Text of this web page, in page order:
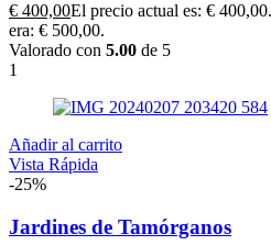
€ 400,00El precio actual es: € 400,00.
era: € 500,00.
Valorado con 5.00 de 5
1
Añadir al carrito
Vista Rápida
-25%
Jardines de Tamórganos